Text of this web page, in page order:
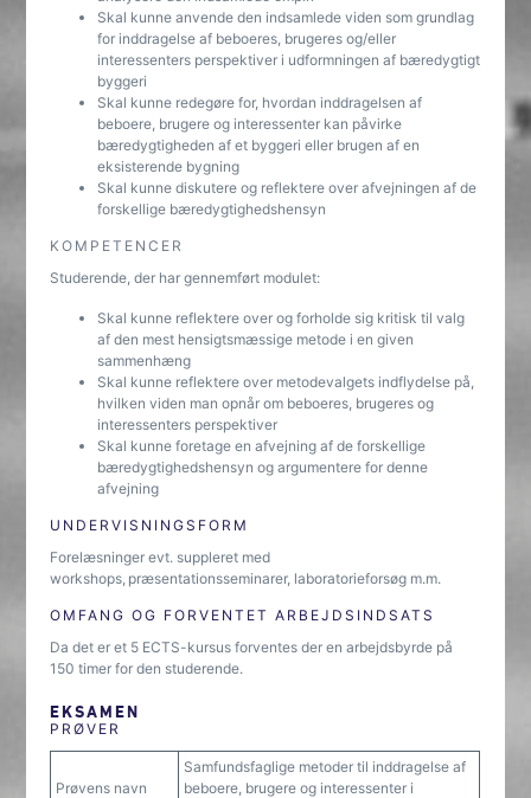
Skal kunne anvende den indsamlede viden som grundlag
for inddragelse af beboeres, brugeres og/eller
interessenters perspektiver i udformningen af bæredygtigt
byggeri
Skal kunne redegøre for, hvordan inddragelsen af
beboere, brugere og interessenter kan påvirke
bæredygtigheden af et byggeri eller brugen af en
eksisterende bygning
Skal kunne diskutere og reflektere over afvejningen af de
forskellige bæredygtighedshensyn
KOMPETENCER
Studerende, der har gennemført modulet:
Skal kunne reflektere over og forholde sig kritisk til valg
af den mest hensigtsmæssige metode i en given
sammenhæng
Skal kunne reflektere over metodevalgets indflydelse på,
hvilken viden man opnår om beboeres, brugeres og
interessenters perspektiver
Skal kunne foretage en afvejning af de forskellige
bæredygtighedshensyn og argumentere for denne
afvejning
UNDERVISNINGSFORM
Forelæsninger evt. suppleret med
workshops, præsentationsseminarer, laboratorieforsøg m.m.
OMFANG OG FORVENTET ARBEJDSINDSATS
Da det er et 5 ECTS-kursus forventes der en arbejdsbyrde på
150 timer for den studerende.
EKSAMEN
PRØVER
Prøvens navn
Samfundsfaglige metoder til inddragelse af
beboere, brugere og interessenter i